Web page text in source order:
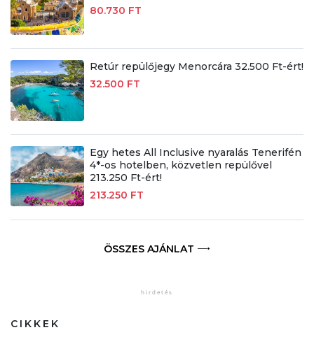
80.730 FT
Retúr repülőjegy Menorcára 32.500 Ft-ért!
32.500 FT
Egy hetes All Inclusive nyaralás Tenerifén
4*-os hotelben, közvetlen repülővel
213.250 Ft-ért!
213.250 FT
ÖSSZES AJÁNLAT
CIKKEK